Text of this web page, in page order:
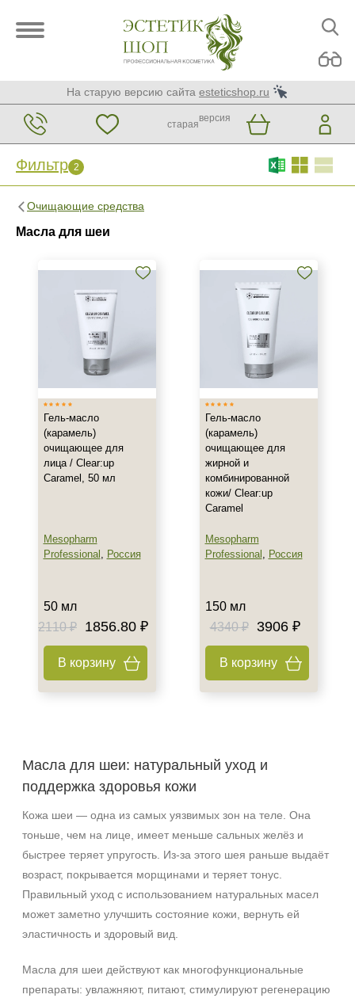
На старую версию сайта esteticshop.ru
старая
версия
Фильтр 2
Очищающие средства
Масла для шеи
Фильтр 2 Сброс
Тип товара
Масло
Гель
Класс косметики
Тип кожи
Все типы кожи
Жирная
Любой возраст
Действие
Показать еще
Гель-масло
(карамель)
очищающее для
лица / Clear:up
Caramel, 50 мл
Mesopharm
Professional , Россия
50 мл
2110 ₽
1856.80 ₽
В корзину
Гель-масло
(карамель)
очищающее для
жирной и
комбинированной
кожи/ Clear:up
Caramel
Mesopharm
Professional , Россия
150 мл
4340 ₽
3906 ₽
В корзину
Масла для шеи: натуральный уход и
поддержка здоровья кожи
Кожа шеи — одна из самых уязвимых зон на теле. Она
тоньше, чем на лице, имеет меньше сальных желёз и
быстрее теряет упругость. Из‑за этого шея раньше выдаёт
возраст, покрывается морщинами и теряет тонус.
Правильный уход с использованием натуральных масел
может заметно улучшить состояние кожи, вернуть ей
эластичность и здоровый вид.
Масла для шеи действуют как многофункциональные
препараты: увлажняют, питают, стимулируют регенерацию